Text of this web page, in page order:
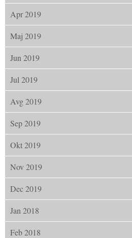
Apr 2019
Maj 2019
Jun 2019
Jul 2019
Avg 2019
Sep 2019
Okt 2019
Nov 2019
Dec 2019
Jan 2018
Feb 2018